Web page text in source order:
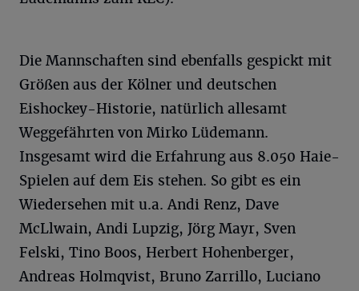
Die Mannschaften sind ebenfalls gespickt mit
Größen aus der Kölner und deutschen
Eishockey-Historie, natürlich allesamt
Weggefährten von Mirko Lüdemann.
Insgesamt wird die Erfahrung aus 8.050 Haie-
Spielen auf dem Eis stehen. So gibt es ein
Wiedersehen mit u.a. Andi Renz, Dave
McLlwain, Andi Lupzig, Jörg Mayr, Sven
Felski, Tino Boos, Herbert Hohenberger,
Andreas Holmqvist, Bruno Zarrillo, Luciano